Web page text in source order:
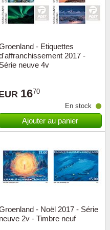
- Etiquettes
2017 -
Série neuve 4v
1670
En stock
Ajouter au panier
- Noël 2017 - Série
neuve 2v - Timbre neuf